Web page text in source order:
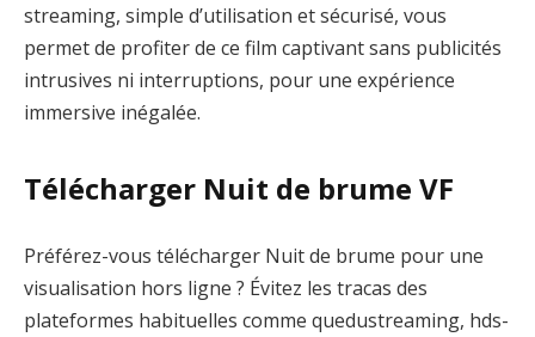
streaming, simple d’utilisation et sécurisé, vous
permet de profiter de ce film captivant sans publicités
intrusives ni interruptions, pour une expérience
immersive inégalée.
Télécharger Nuit de brume VF
Préférez-vous télécharger Nuit de brume pour une
visualisation hors ligne ? Évitez les tracas des
plateformes habituelles comme quedustreaming, hds-